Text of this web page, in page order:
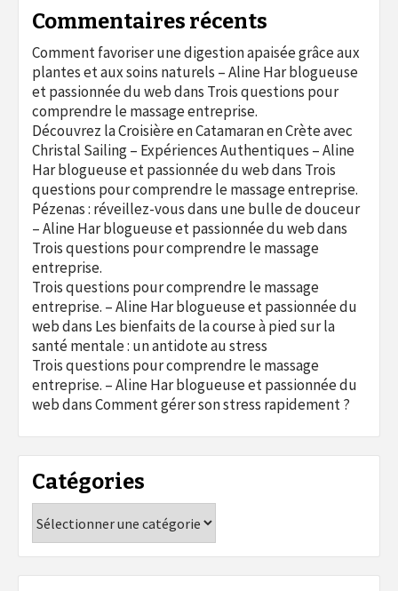
Commentaires récents
Comment favoriser une digestion apaisée grâce aux
plantes et aux soins naturels – Aline Har blogueuse
et passionnée du webdans Trois questions pour
comprendre le massage entreprise.
Découvrez la Croisière en Catamaran en Crète avec
Christal Sailing – Expériences Authentiques – Aline
Har blogueuse et passionnée du webdans Trois
questions pour comprendre le massage entreprise.
Pézenas : réveillez-vous dans une bulle de douceur
– Aline Har blogueuse et passionnée du webdans
Trois questions pour comprendre le massage
entreprise.
Trois questions pour comprendre le massage
entreprise. – Aline Har blogueuse et passionnée du
webdans Les bienfaits de la course à pied sur la
santé mentale : un antidote au stress
Trois questions pour comprendre le massage
entreprise. – Aline Har blogueuse et passionnée du
webdansComment gérer son stress rapidement ?
Catégories